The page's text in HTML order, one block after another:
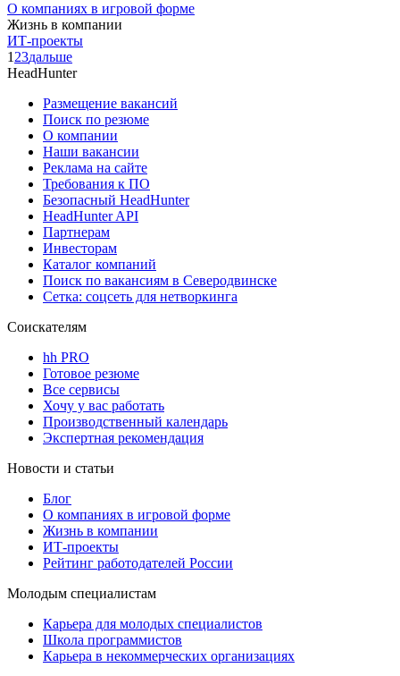
О компаниях в игровой форме
Жизнь в компании
ИТ-проекты
1 23дальше
HeadHunter
Размещение вакансий
Поиск по резюме
О компании
Наши вакансии
Реклама на сайте
Требования к ПО
Безопасный HeadHunter
HeadHunter API
Партнерам
Инвесторам
Каталог компаний
Поиск по вакансиям в Северодвинске
Сетка: соцсеть для нетворкинга
Соискателям
hh PRO
Готовое резюме
Все сервисы
Хочу у вас работать
Производственный календарь
Экспертная рекомендация
Новости и статьи
Блог
О компаниях в игровой форме
Жизнь в компании
ИТ-проекты
Рейтинг работодателей России
Молодым специалистам
Карьера для молодых специалистов
Школа программистов
Карьера в некоммерческих организациях